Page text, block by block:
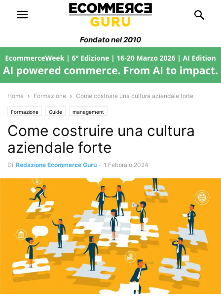
Fondato nel 2010
Home Formazione Come costruire una cultura aziendale forte
Formazione Guide management
Come costruire una cultura
aziendale forte
Di Redazione Ecommerce Guru - 1 Febbraio 2024